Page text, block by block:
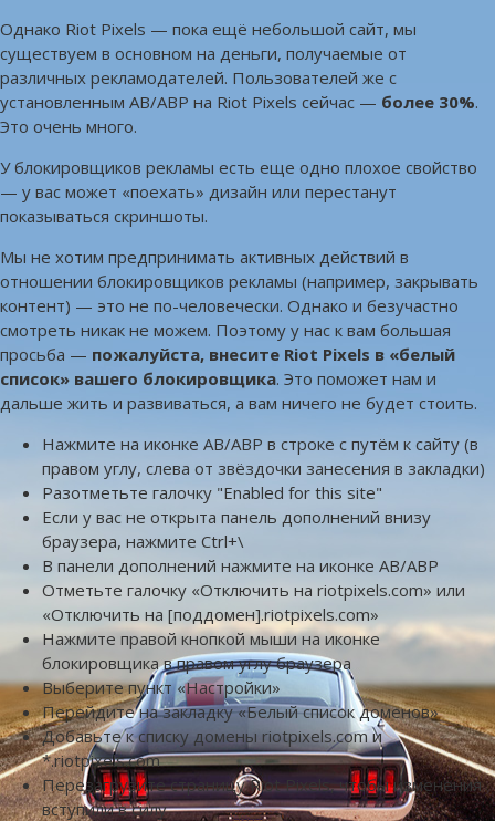
Однако Riot Pixels — пока ещё небольшой сайт, мы
существуем в основном на деньги, получаемые от
различных рекламодателей. Пользователей же с
установленным AB/ABP на Riot Pixels сейчас — более 30%.
Это очень много.
У блокировщиков рекламы есть еще одно плохое свойство
— у вас может «поехать» дизайн или перестанут
показываться скриншоты.
Мы не хотим предпринимать активных действий в
отношении блокировщиков рекламы (например, закрывать
контент) — это не по-человечески. Однако и безучастно
смотреть никак не можем. Поэтому у нас к вам большая
просьба — пожалуйста, внесите Riot Pixels в «белый
список» вашего блокировщика. Это поможет нам и
дальше жить и развиваться, а вам ничего не будет стоить.
Нажмите на иконке AB/ABP в строке с путём к сайту (в
правом углу, слева от звёздочки занесения в закладки)
Разотметьте галочку "Enabled for this site"
Если у вас не открыта панель дополнений внизу
браузера, нажмите Ctrl+\
В панели дополнений нажмите на иконке AB/ABP
Отметьте галочку «Отключить на riotpixels.com» или
«Отключить на [поддомен].riotpixels.com»
Нажмите правой кнопкой мыши на иконке
блокировщика в правом углу браузера
Выберите пункт «Настройки»
Перейдите на закладку «Белый список доменов»
Добавьте к списку домены riotpixels.com и
*.riotpixels.com
Перезагрузите страницу Riot Pixels, чтобы изменения
вступили в силу